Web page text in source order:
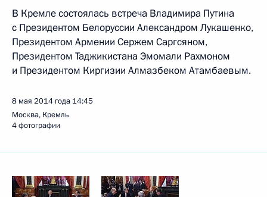
В Кремле состоялась встреча Владимира Путина
с Президентом Белоруссии Александром Лукашенко,
Президентом Армении Сержем Саргсяном,
Президентом Таджикистана Эмомали Рахмоном
и Президентом Киргизии Алмазбеком Атамбаевым.
8 мая 2014 года 14:45
Москва, Кремль
4 фотографии